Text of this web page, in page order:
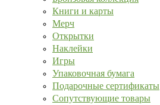
Книги и карты
Мерч
Открытки
Наклейки
Игры
Упаковочная бумага
Подарочные сертификаты
Сопутствующие товары